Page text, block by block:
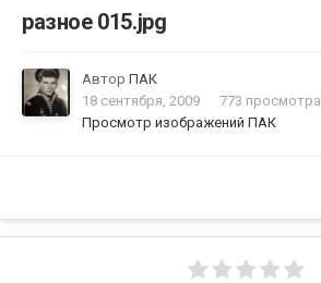
разное 015.jpg
Автор ПАК
18 сентября, 2009
773 просмотра
Просмотр изображений ПАК